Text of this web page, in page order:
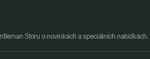
Storu o novinkách a speciálních